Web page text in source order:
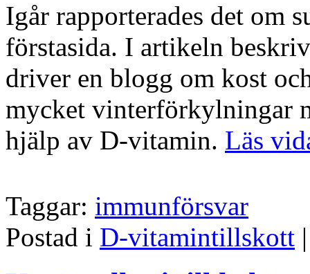
Igår rapporterades det om
förstasida. I artikeln
driver en blogg om kost
mycket vinterförkylningar
hjälp av D-vitamin. Läs
Taggar: immunförsvar
Postad i D-vitamintillskott